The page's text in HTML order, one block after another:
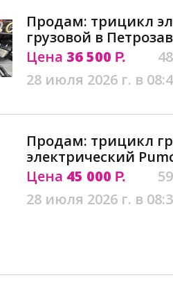
Продам: трицикл
грузовой в
Цена 36 500 Р.
28 июля 2026 г. в
Продам: трицикл
электрический
Цена 45 000 Р.
28 июля 2026 г. в